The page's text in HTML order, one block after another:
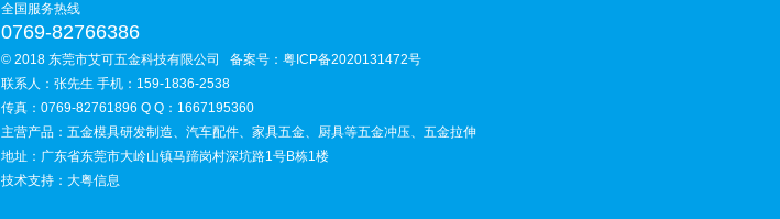
全国服务热线
0769-82766386
© 2018 东莞市艾可五金科技有限公司 备案号： 粤ICP备2020131472号
联系人：张先生 手机：159-1836-2538
传真：0769-82761896 Q Q：1667195360
主营产品：五金模具研发制造、汽车配件、家具五金、厨具等五金冲压、五金拉伸
地址：广东省东莞市大岭山镇马蹄岗村深坑路1号B栋1楼
技术支持：大粤信息